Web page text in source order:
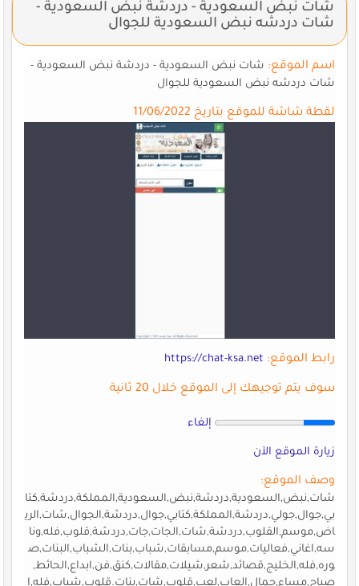
شات نبض السعودية - دردشة نبض السعودية -
شات دردشه نبض السعودية للجوال
اسم الموقع:شات نبض السعودية - دردشة نبض السعودية -
شات دردشه نبض السعودية للجوال
لقطة شاشة للموقع بتاريخ 11/06/2022
رابط الموقع: https://chat-ksa.net
سوف يتم توجيهك إلى الموقع خلال 20 ثانية
إلغاء
زيارة الموقع الآن
وصف الموقع:
شات,نبض,السعودية,دردشة,نبض,السعودية,المملكة,دردشة,كتا
بي,جوال,جولي,دردشة,المملكة,كتابي,جوال,دردشة,الجوال,شات,الري
اض,موسم,القلوب,دردشة,شات,الجات,جات,دردشة,قلوب,فله,ونا
سه,اغاني,فعاليات,موسم,مسابقات,شباب,بنات,الشباب,البنات,ص
وره,فله,الخليج,قصائد,شعر,شيلات,مقالات,كنق,فن,ابداع,الحائط,
صباح,مساء,جمال,العاب,لعب,قلوب,شات,بنات.قلوب,شباب,فله,ا